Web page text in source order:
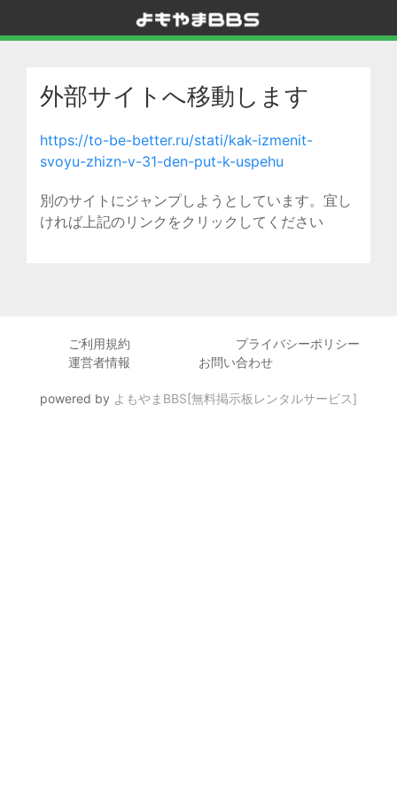
外部サイトへ移動します
https://to-be-better.ru/stati/kak-izmenit-
svoyu-zhizn-v-31-den-put-k-uspehu
別のサイトにジャンプしようとしています。宜し
ければ上記のリンクをクリックしてください
ご利用規約
プライバシーポリシー
運営者情報
お問い合わせ
powered by よもやまBBS[無料掲示板レンタルサービス]